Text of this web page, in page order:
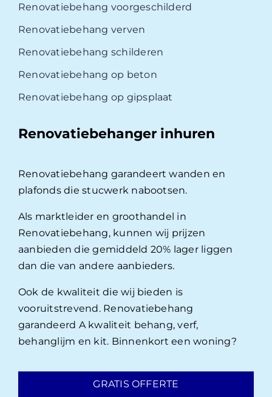
Renovatiebehang voorgeschilderd
Renovatiebehang verven
Renovatiebehang schilderen
Renovatiebehang op beton
Renovatiebehang op gipsplaat
Renovatiebehanger inhuren
Renovatiebehang garandeert wanden en
plafonds die stucwerk nabootsen.
Als marktleider en groothandel in
Renovatiebehang, kunnen wij prijzen
aanbieden die gemiddeld 20% lager liggen
dan die van andere aanbieders.
Ook de kwaliteit die wij bieden is
vooruitstrevend. Renovatiebehang
garandeerd A kwaliteit behang, verf,
behanglijm en kit. Binnenkort een woning?
GRATIS OFFERTE